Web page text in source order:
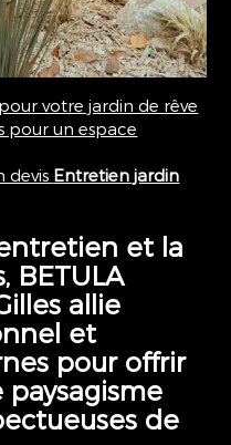
votre jardin de rêve
pour un espace
devis Entretien jardin
et la
BETULA
allie
et
pour offrir
de